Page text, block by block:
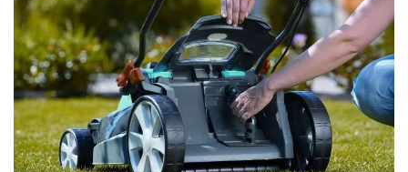
Праздники и подарки
Кинематограф
Домашние животные
Семья и дети
Путешествия